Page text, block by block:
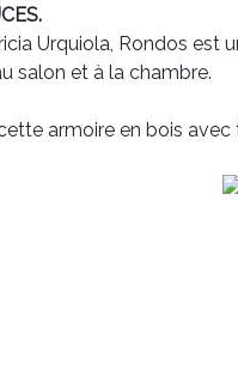
Urquiola, Rondos est
salon et à la chambre.
armoire en bois